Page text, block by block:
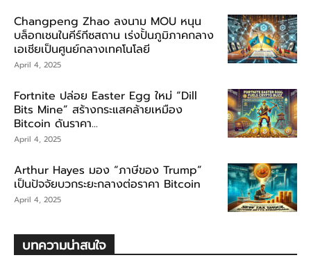
Changpeng Zhao ลงนาม MOU หนุน
บล็อกเชนในคีร์กีซสถาน เร่งปั้นภูมิภาคกลาง
เอเชียเป็นศูนย์กลางเทคโนโลยี
April 4, 2025
Fortnite ปล่อย Easter Egg ใหม่ “Dill
Bits Mine” สร้างกระแสคล้ายเหมือง
Bitcoin ดันราคา...
April 4, 2025
Arthur Hayes มอง “ภาษีของ Trump”
เป็นปัจจัยบวกระยะกลางต่อราคา Bitcoin
April 4, 2025
บทความน่าสนใจ